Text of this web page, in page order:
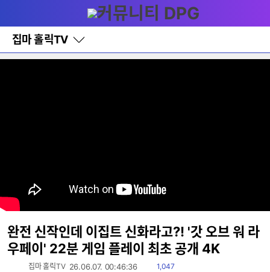
와
홈
집마 홀릭TV
바
로
완전 신작인데 이집트 신화라고?! '갓 오브 워 라
우페이' 22분 게임 플레이 최초 공개 4K
집마 홀릭TV 26.06.07. 00:46:36
읽
1,047